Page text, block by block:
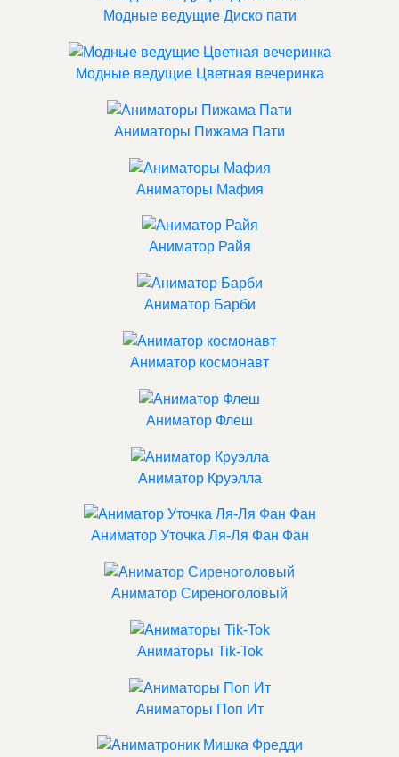
Модные ведущие Диско пати
Модные ведущие Цветная вечеринка
Аниматоры Пижама Пати
Аниматоры Мафия
Аниматор Райя
Аниматор Барби
Аниматор космонавт
Аниматор Флеш
Аниматор Круэлла
Аниматор Уточка Ля-Ля Фан Фан
Аниматор Сиреноголовый
Аниматоры Tik-Tok
Аниматоры Поп Ит